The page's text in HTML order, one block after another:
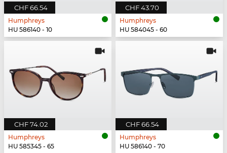
CHF 66.54
Humphreys
HU 586140 - 10
CHF 43.70
Humphreys
HU 584045 - 60
CHF 74.02
Humphreys
HU 585345 - 65
CHF 66.54
Humphreys
HU 586140 - 70